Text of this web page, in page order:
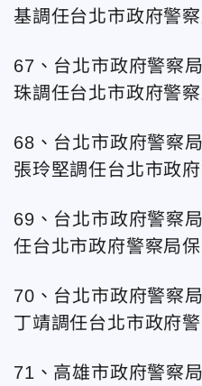
基調任台北市政府警
67、台北市政府警察
珠調任台北市政府警
68、台北市政府警察
張玲堅調任台北市政
69、台北市政府警察
任台北市政府警察局
70、台北市政府警察
丁靖調任台北市政府
71、高雄市政府警察